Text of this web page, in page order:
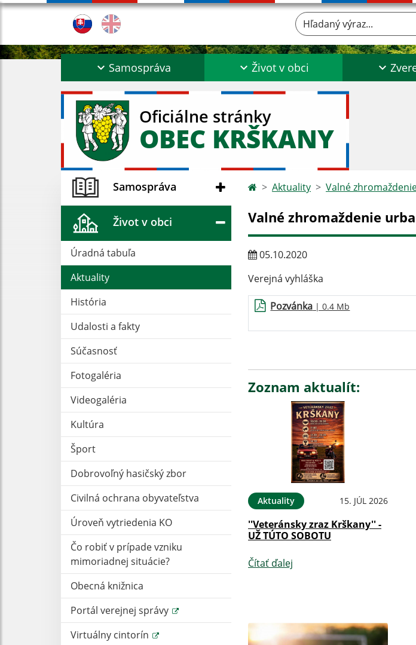
Hľadaný výraz...
Samospráva Život v obci
Oficiálne stránky
OBEC KRŠKANY
Samospráva
Život v obci
Úradná tabuľa
Aktuality
História
Udalosti a fakty
Súčasnosť
Fotogaléria
Videogaléria
Kultúra
Šport
Dobrovoľný hasičský zbor
Civilná ochrana obyvateľstva
Úroveň vytriedenia KO
Čo robiť v prípade vzniku
mimoriadnej situácie?
Obecná knižnica
Portál verejnej správy
Virtuálny cintorín
Aktuality Valné
Valné zhromaždenie
05.10.2020
Verejná vyhláška
Pozvánka | 0.4 Mb
Zoznam aktualít:
Aktuality 15. JÚL 2026
''Veteránsky zraz Krškany'' -
UŽ TÚTO SOBOTU
Čítať ďalej